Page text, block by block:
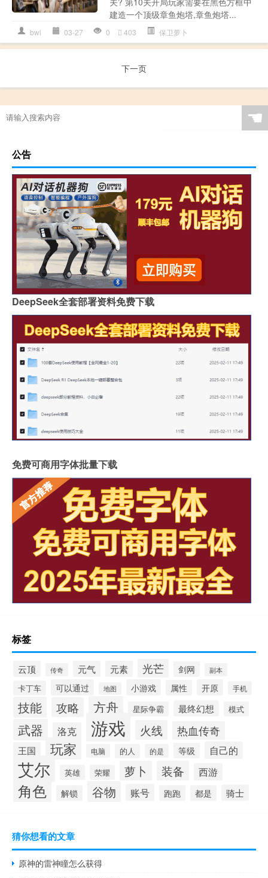
建造一个顶级章鱼炮塔,章鱼炮塔...
bwl 03-27 0 403 保卫萝卜
下一页
☚
公告
DeepSeek全套部署资料免费下载
免费可商用字体批量下载
标签
云顶 传奇 元气 元素 光芒 剑网 副本
卡丁车 可以通过 地图 小游戏 属性 开原 手机
技能 攻略 方舟 星际争霸 最终幻想 模式
武器 洛克 游戏 火线 热血传奇
王国 玩家 电脑 的人 的是 等级 自己的
艾尔 英雄 荣耀 萝卜 装备 西游
角色 解锁 谷物 账号 跑跑 都是 骑士
猜你想看的文章
原神的雷神瞳怎么获得